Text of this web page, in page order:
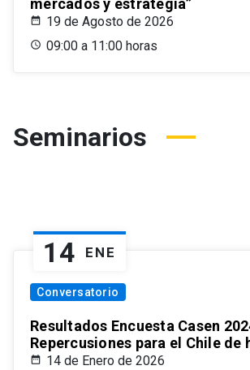
mercados y estrategia”
19 de Agosto de 2026
09:00 a 11:00 horas
Seminarios
14 ENE
Conversatorio
Resultados Encuesta Casen
Repercusiones para el Chile de
14 de Enero de 2026